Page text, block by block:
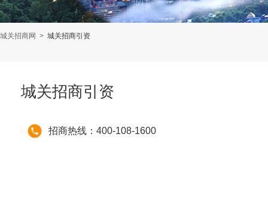
城关招商网 > 城关招商引资
城关招商引资
招商热线：400-108-1600